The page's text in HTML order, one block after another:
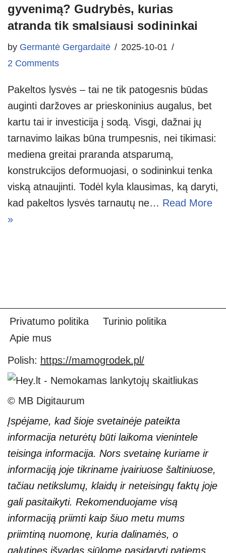
gyvenimą? Gudrybės, kurias
atranda tik smalsiausi sodininkai
by Germantė Gergardaitė
2025-10-01
2 Comments
Pakeltos lysvės – tai ne tik patogesnis būdas
auginti daržoves ar prieskoninius augalus, bet
kartu tai ir investicija į sodą. Visgi, dažnai jų
tarnavimo laikas būna trumpesnis, nei tikimasi:
mediena greitai praranda atsparumą,
konstrukcijos deformuojasi, o sodininkui tenka
viską atnaujinti. Todėl kyla klausimas, ką daryti,
kad pakeltos lysvės tarnautų ne… Read More
»
Privatumo politika
Turinio politika
Apie mus
Polish: https://mamogrodek.pl/
© MB Digitaurum
Įspėjame, kad šioje svetainėje pateikta
informacija neturėtų būti laikoma vienintele
teisinga informacija. Nors svetainę kuriame ir
informaciją joje tikriname įvairiuose šaltiniuose,
tačiau netikslumų, klaidų ir neteisingų faktų joje
gali pasitaikyti. Rekomenduojame visą
informaciją priimti kaip šiuo metu mums
priimtiną nuomonę, kuria dalinamės, o
galutines išvadas siūlome pasidaryti patiems.